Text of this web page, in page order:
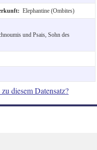
Elephantine (Ombites)
und Psais, Sohn des
diesem Datensatz?